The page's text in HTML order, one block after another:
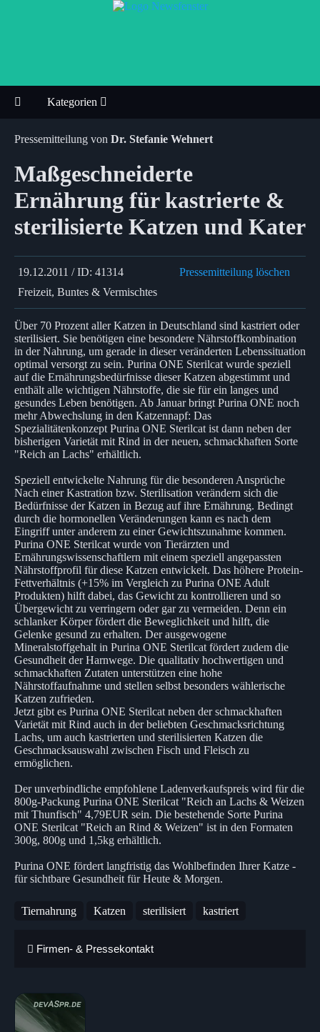
Kategorien
Pressemitteilung von Dr. Stefanie Wehnert
Maßgeschneiderte
Ernährung für kastrierte &
sterilisierte Katzen und Kater
19.12.2011 / ID: 41314
Pressemitteilung löschen
Freizeit, Buntes & Vermischtes
Über 70 Prozent aller Katzen in Deutschland sind kastriert oder
sterilisiert. Sie benötigen eine besondere Nährstoffkombination
in der Nahrung, um gerade in dieser veränderten Lebenssituation
optimal versorgt zu sein. Purina ONE Sterilcat wurde speziell
auf die Ernährungsbedürfnisse dieser Katzen abgestimmt und
enthält alle wichtigen Nährstoffe, die sie für ein langes und
gesundes Leben benötigen. Ab Januar bringt Purina ONE noch
mehr Abwechslung in den Katzennapf: Das
Spezialitätenkonzept Purina ONE Sterilcat ist dann neben der
bisherigen Varietät mit Rind in der neuen, schmackhaften Sorte
"Reich an Lachs" erhältlich.
Speziell entwickelte Nahrung für die besonderen Ansprüche
Nach einer Kastration bzw. Sterilisation verändern sich die
Bedürfnisse der Katzen in Bezug auf ihre Ernährung. Bedingt
durch die hormonellen Veränderungen kann es nach dem
Eingriff unter anderem zu einer Gewichtszunahme kommen.
Purina ONE Sterilcat wurde von Tierärzten und
Ernährungswissenschaftlern mit einem speziell angepassten
Nährstoffprofil für diese Katzen entwickelt. Das höhere Protein-
Fettverhältnis (+15% im Vergleich zu Purina ONE Adult
Produkten) hilft dabei, das Gewicht zu kontrollieren und so
Übergewicht zu verringern oder gar zu vermeiden. Denn ein
schlanker Körper fördert die Beweglichkeit und hilft, die
Gelenke gesund zu erhalten. Der ausgewogene
Mineralstoffgehalt in Purina ONE Sterilcat fördert zudem die
Gesundheit der Harnwege. Die qualitativ hochwertigen und
schmackhaften Zutaten unterstützen eine hohe
Nährstoffaufnahme und stellen selbst besonders wählerische
Katzen zufrieden.
Jetzt gibt es Purina ONE Sterilcat neben der schmackhaften
Varietät mit Rind auch in der beliebten Geschmacksrichtung
Lachs, um auch kastrierten und sterilisierten Katzen die
Geschmacksauswahl zwischen Fisch und Fleisch zu
ermöglichen.
Der unverbindliche empfohlene Ladenverkaufspreis wird für die
800g-Packung Purina ONE Sterilcat "Reich an Lachs & Weizen
mit Thunfisch" 4,79EUR sein. Die bestehende Sorte Purina
ONE Sterilcat "Reich an Rind & Weizen" ist in den Formaten
300g, 800g und 1,5kg erhältlich.
Purina ONE fördert langfristig das Wohlbefinden Ihrer Katze -
für sichtbare Gesundheit für Heute & Morgen.
Tiernahrung Katzen sterilisiert kastriert
Firmen- & Pressekontakt